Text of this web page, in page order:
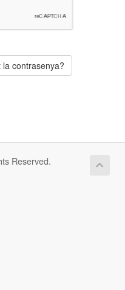
la contrasenya?
Reserved.